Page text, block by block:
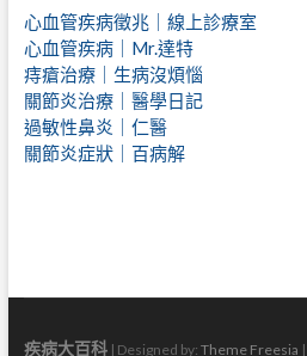
心血管疾病徵兆｜線上診療室
心血管疾病｜Mr.達特
痔瘡治療｜ 生病沒煩惱
關節炎治療｜醫學日記
過敏性鼻炎｜仁醫
關節炎症狀｜百病解
疾病大百科| Designed by: Theme Freesia |